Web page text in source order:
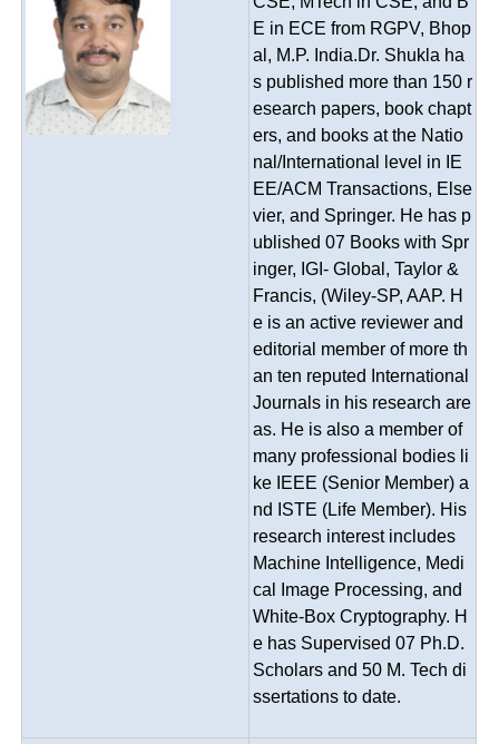
E in ECE from RGPV, Bhop
al, M.P. India.Dr. Shukla ha
s published more than 150 r
esearch papers, book chapt
ers, and books at the Natio
nal/International level in IE
EE/ACM Transactions, Else
vier, and Springer. He has p
ublished 07 Books with Spr
inger, IGI- Global, Taylor &
Francis, (Wiley-SP, AAP. H
e is an active reviewer and
editorial member of more th
an ten reputed International
Journals in his research are
as. He is also a member of
many professional bodies li
ke IEEE (Senior Member) a
nd ISTE (Life Member). His
research interest includes
Machine Intelligence, Medi
cal Image Processing, and
White-Box Cryptography. H
e has Supervised 07 Ph.D.
Scholars and 50 M. Tech di
ssertations to date.